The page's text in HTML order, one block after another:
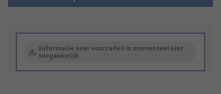
Informatie over voorraden is momenteel niet
toegankelijk